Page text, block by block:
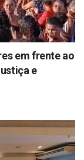
em frente ao
e